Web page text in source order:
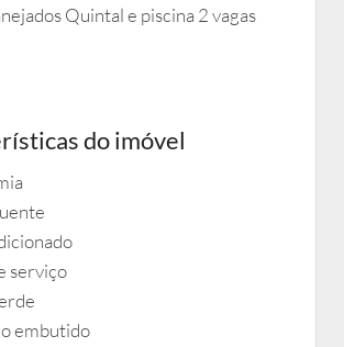
Quintal e piscina 2 vagas
do imóvel
serviço
embutido